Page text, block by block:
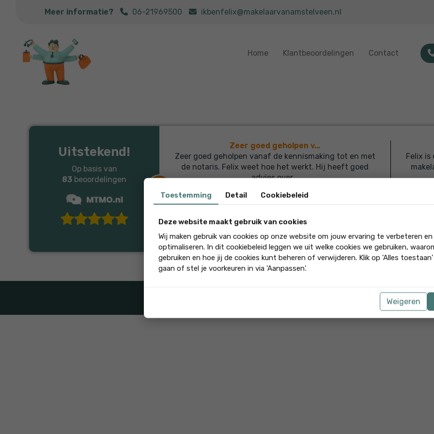
Meer informatie? 06-21969500 ikbenfelix@makelaarvanamstelveen.nl
Home Klantbeoordelingen Contact
Uitstekend!
Op basis van
83 beoordelingen
Roland answered all ...
professional manner.
, 14-02-2026
Zeer goed geholpen v...
Zeer goed geholpen vanaf de kennismaking tot en met
de notaris. Felix weet hoe het werkt. Hij heeft goed
advies over...
Edwardo Meijer , 10-07-2026
Felix is
Toestemming Detail Cookiebeleid
Deze website maakt gebruik van cookies
Wij maken gebruik van cookies op onze website om jouw ervaring te verbeteren
optimaliseren. In dit cookiebeleid leggen we uit welke cookies we gebruiken,
gebruiken en hoe jij de cookies kunt beheren of verwijderen. Klik op 'Alles
gaan of stel je voorkeuren in via 'Aanpassen'.
Weigeren